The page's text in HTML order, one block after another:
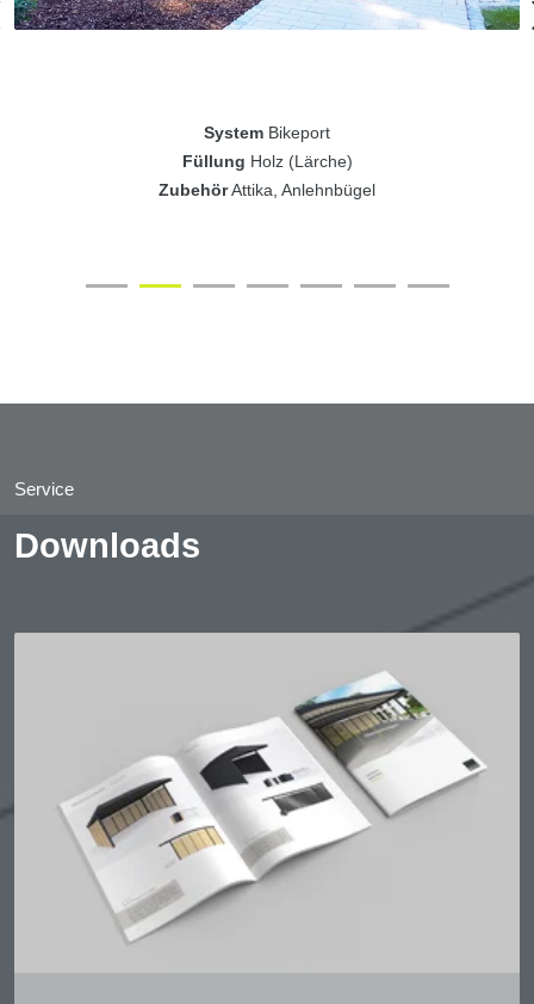
System Bikeport
Füllung Holz (Lärche)
ZubehörAttika, Anlehnbügel
Service
Downloads